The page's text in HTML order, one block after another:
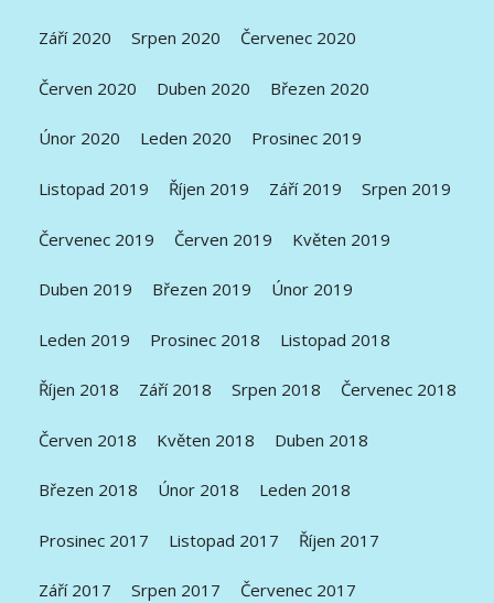
Září 2020 Srpen 2020 Červenec 2020
Červen 2020 Duben 2020 Březen 2020
Únor 2020 Leden 2020 Prosinec 2019
Listopad 2019 Říjen 2019 Září 2019 Srpen 2019
Červenec 2019 Červen 2019 Květen 2019
Duben 2019 Březen 2019 Únor 2019
Leden 2019 Prosinec 2018 Listopad 2018
Říjen 2018 Září 2018 Srpen 2018 Červenec 2018
Červen 2018 Květen 2018 Duben 2018
Březen 2018 Únor 2018 Leden 2018
Prosinec 2017 Listopad 2017 Říjen 2017
Září 2017 Srpen 2017 Červenec 2017